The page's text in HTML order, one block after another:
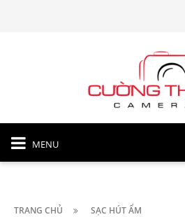
MENU
TRANG CHỦ SẠC HÚT ẨM